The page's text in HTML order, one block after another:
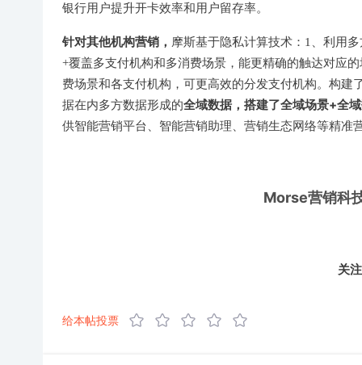
银行用户提升开卡效率和用户留存率。
针对其他机构营销， 摩斯基于隐私计算技术：1、利用
+覆盖多支付机构和多消费场景，能更精确的触达对应
费场景和各支付机构，可更高效的分发支付机构。构建
据在内多方数据形成的全域数据，搭建了全域场景+全
供智能营销平台、智能营销助理、营销生态网络等精准
Morse营销科
关
给本帖投票